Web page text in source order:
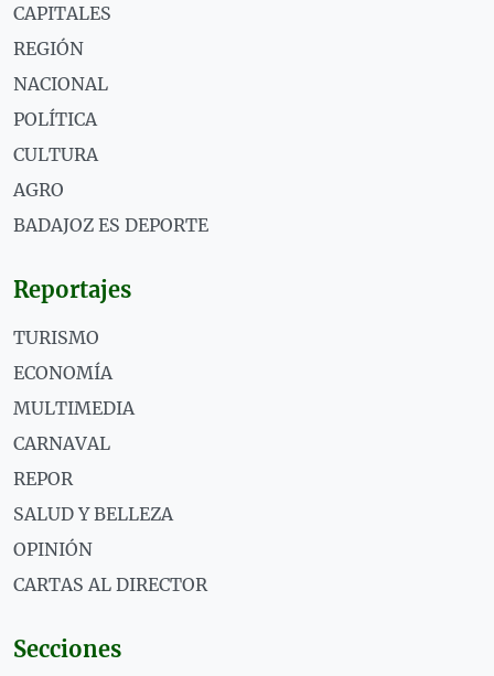
CAPITALES
REGIÓN
NACIONAL
POLÍTICA
CULTURA
AGRO
BADAJOZ ES DEPORTE
Reportajes
TURISMO
ECONOMÍA
MULTIMEDIA
CARNAVAL
REPOR
SALUD Y BELLEZA
OPINIÓN
CARTAS AL DIRECTOR
Secciones